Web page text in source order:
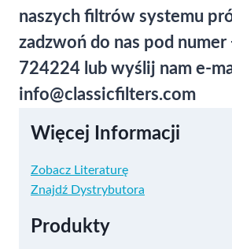
naszych filtrów systemu
zadzwoń do nas pod
724224 lub wyślij nam e-
info@classicfilters.com
Więcej Informacji
Zobacz Literaturę
Znajdź Dystrybutora
Produkty